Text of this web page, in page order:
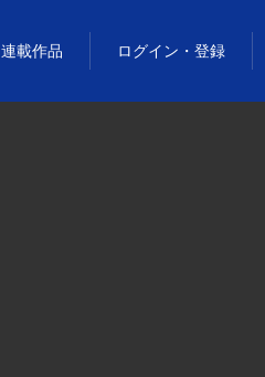
連載作品 ログイン・登録